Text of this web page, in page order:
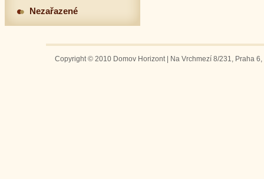
Nezařazené
Copyright © 2010 Domov Horizont | Na Vrchmezí 8/231, Praha